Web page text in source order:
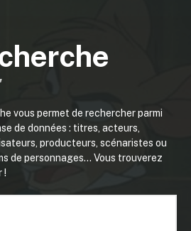
vous permet de rechercher parmi
de données : titres, acteurs,
producteurs, scénaristes ou
de personnages... Vous trouverez
!